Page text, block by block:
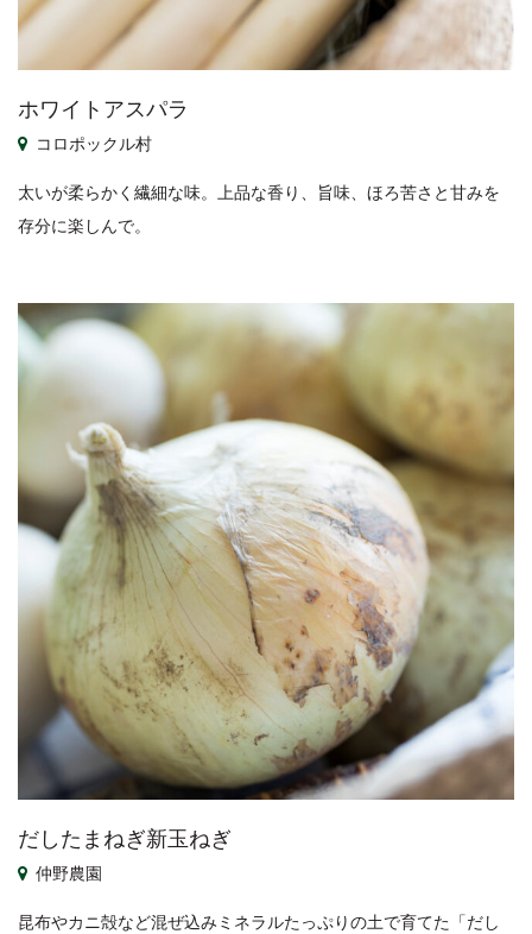
ホワイトアスパラ
コロポックル村
太いが柔らかく繊細な味。上品な香り、旨味、ほろ苦さと甘みを
存分に楽しんで。
だしたまねぎ新玉ねぎ
仲野農園
昆布やカニ殻など混ぜ込みミネラルたっぷりの土で育てた「だし